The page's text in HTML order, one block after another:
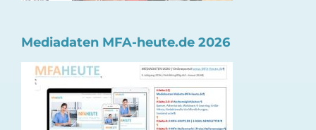
Mediadaten MFA-heute.de 2026